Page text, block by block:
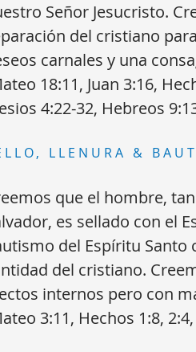
Señor Jesucristo.
del cristiano
carnales y una
18:11, Juan 3:16,
4:22-32, Hebreos
LLENURA &
que el hombre,
es sellado con el
del Espíritu
del cristiano.
internos pero con
3:11, Hechos 1:8,